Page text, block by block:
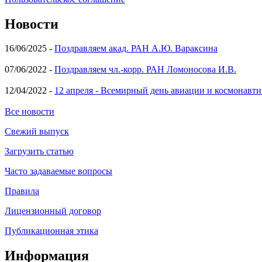
Новости
16/06/2025 - Поздравляем акад. РАН А.Ю. Вараксина
07/06/2022 - Поздравляем чл.-корр. РАН Ломоносова И.В.
12/04/2022 - 12 апреля - Всемирный день авиации и
Все новости
Свежий выпуск
Загрузить статью
Часто задаваемые вопросы
Правила
Лицензионный договор
Публикационная этика
Информация